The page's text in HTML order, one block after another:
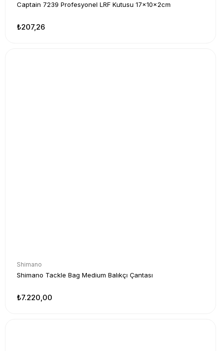
Captain 7239 Profesyonel LRF Kutusu 17x10x2cm
₺207,26
Shimano
Shimano Tackle Bag Medium Balıkçı Çantası
₺7.220,00